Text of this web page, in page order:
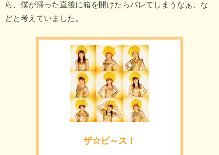
ら、僕が帰った直後に箱を開けたらバレてしまうなぁ、な
どと考えていました。
ザ☆ピ～ス！